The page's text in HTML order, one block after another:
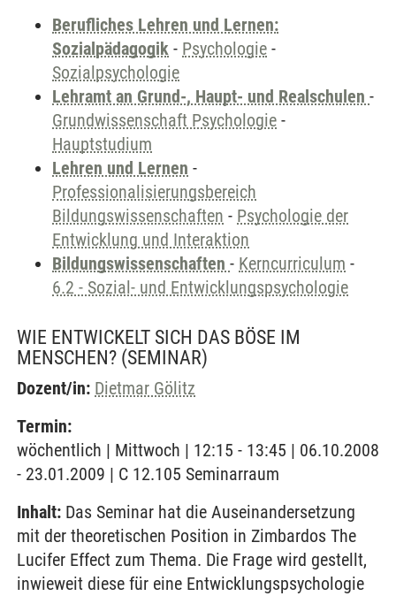
Berufliches Lehren und Lernen:
Sozialpädagogik - Psychologie -
Sozialpsychologie
Lehramt an Grund-, Haupt- und Realschulen -
Grundwissenschaft Psychologie -
Hauptstudium
Lehren und Lernen -
Professionalisierungsbereich
Bildungswissenschaften - Psychologie der
Entwicklung und Interaktion
Bildungswissenschaften - Kerncurriculum -
6.2 - Sozial- und Entwicklungspsychologie
WIE ENTWICKELT SICH DAS BÖSE IM
MENSCHEN? (SEMINAR)
Dozent/in: Dietmar Gölitz
Termin:
wöchentlich | Mittwoch | 12:15 - 13:45 | 06.10.2008
- 23.01.2009 | C 12.105 Seminarraum
Inhalt: Das Seminar hat die Auseinandersetzung
mit der theoretischen Position in Zimbardos The
Lucifer Effect zum Thema. Die Frage wird gestellt,
inwieweit diese für eine Entwicklungspsychologie